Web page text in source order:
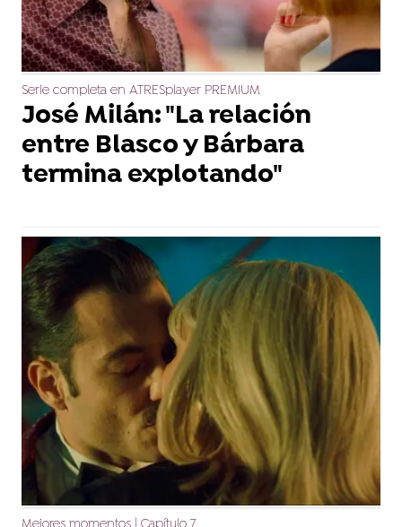
Serie completa en ATRESplayer PREMIUM
José Milán: "La relación
entre Blasco y Bárbara
termina explotando"